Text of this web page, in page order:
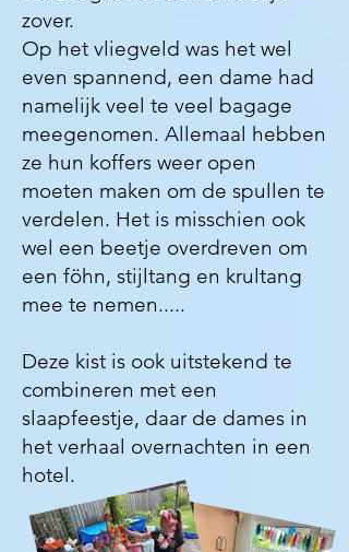
zover.
Op het vliegveld was het wel
even spannend, een dame had
namelijk veel te veel bagage
meegenomen. Allemaal hebben
ze hun koffers weer open
moeten maken om de spullen te
verdelen. Het is misschien ook
wel een beetje overdreven om
een föhn, stijltang en krultang
mee te nemen.....
Deze kist is ook uitstekend te
combineren met een
slaapfeestje, daar de dames in
het verhaal overnachten in een
hotel.